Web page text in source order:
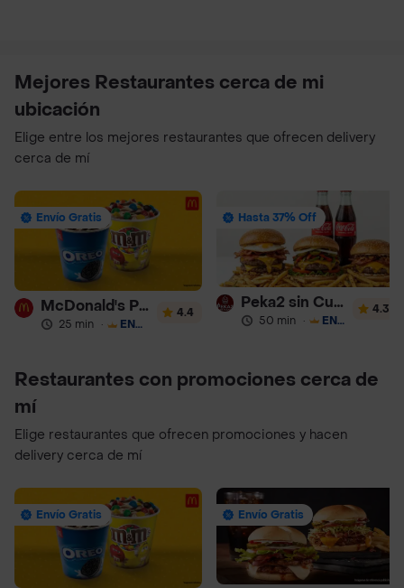
Mejores Restaurantes cerca de mi
ubicación
Elige entre los mejores restaurantes que ofrecen delivery
cerca de mí
Envío Gratis
McDonald's Postres
25 min · ENVÍO GRATIS
4.4
Hasta 37% Off
Peka2 sin Culpa Lourdes
50 min · ENVÍO GRATIS
4.3
Restaurantes con promociones cerca de
mí
Elige restaurantes que ofrecen promociones y hacen
delivery cerca de mí
Envío Gratis Envío Gratis